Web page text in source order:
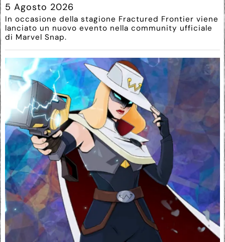
5 Agosto 2026
In occasione della stagione Fractured Frontier viene
lanciato un nuovo evento nella community ufficiale
di Marvel Snap.